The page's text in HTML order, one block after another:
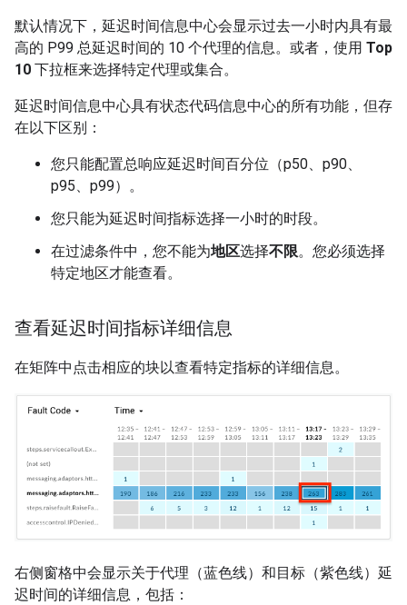
默认情况下，延迟时间信息中心会显示过去一小时内具有最
高的 P99 总延迟时间的 10 个代理的信息。或者，使用 Top
10 下拉框来选择特定代理或集合。
延迟时间信息中心具有状态代码信息中心的所有功能，但存
在以下区别：
您只能配置总响应延迟时间百分位（p50、p90、
p95、p99）。
您只能为延迟时间指标选择一小时的时段。
在过滤条件中，您不能为地区选择不限。您必须选择
特定地区才能查看。
查看延迟时间指标详细信息
在矩阵中点击相应的块以查看特定指标的详细信息。
右侧窗格中会显示关于代理（蓝色线）和目标（紫色线）延
迟时间的详细信息，包括：